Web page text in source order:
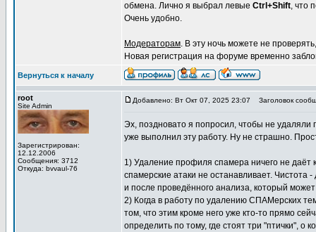
обмена. Лично я выбрал левые Ctrl+Shift, что
Очень удобно.
Модераторам. В эту ночь можете не
Новая регистрация на форуме временно
Вернуться к началу
root
Site Admin
Зарегистрирован:
12.12.2006
Сообщения: 3712
Откуда: bvvaul-76
Добавлено: Вт Окт 07, 2025 23:07 Заголовок
Эх, поздновато я попросил, чтобы не
уже выполнил эту работу. Ну не страшно.
1) Удаление профиля спамера ничего не даёт
спамерские атаки не останавливает. Чистота
и после проведённого анализа, который
2) Когда в работу по удалению СПАМерских
том, что этим кроме него уже кто-то прямо
определить по тому, где стоят три "птички",